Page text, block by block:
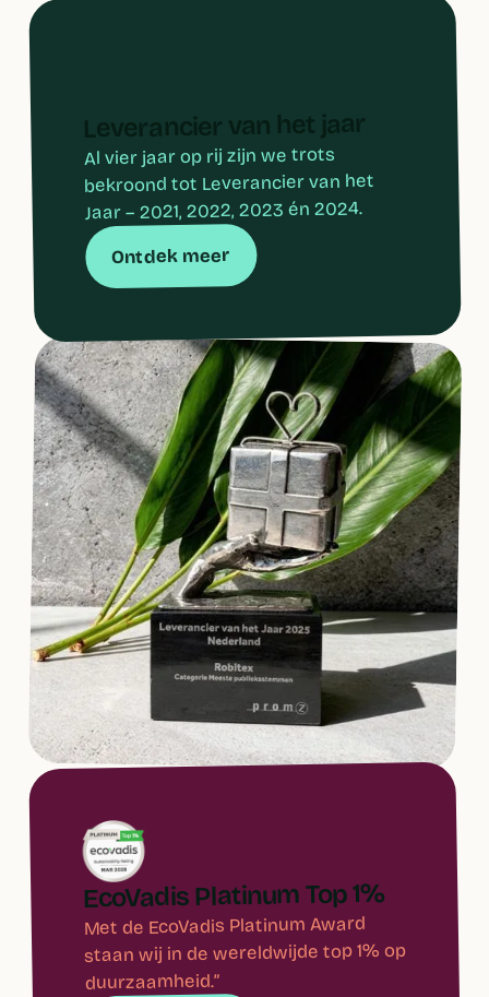
Leverancier van het jaar
Al vier jaar op rij zijn we trots
bekroond tot Leverancier van het
Jaar – 2021, 2022, 2023 én 2024.
Ontdek meer
EcoVadis Platinum Top 1%
Met de EcoVadis Platinum Award
staan wij in de wereldwijde top 1% op
duurzaamheid.”